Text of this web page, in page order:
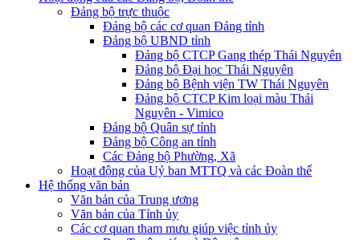
Đảng bộ trực thuộc
Đảng bộ các cơ quan Đảng tỉnh
Đảng bộ UBND tỉnh
Đảng bộ CTCP Gang thép Thái Nguyên
Đảng bộ Đại học Thái Nguyên
Đảng bộ Bệnh viện TW Thái Nguyên
Đảng bộ CTCP Kim loại màu Thái
Nguyên - Vimico
Đảng bộ Quân sự tỉnh
Đảng bộ Công an tỉnh
Các Đảng bộ Phường, Xã
Hoạt động của Uỷ ban MTTQ và các Đoàn thể
Hệ thống văn bản
Văn bản của Trung ương
Văn bản của Tỉnh ủy
Các cơ quan tham mưu giúp việc tỉnh ủy